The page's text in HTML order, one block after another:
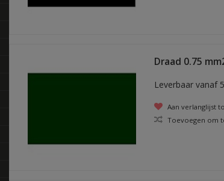
Draad 0.75
Leverbaar vanaf
Aan verlanglijst
Toevoegen om